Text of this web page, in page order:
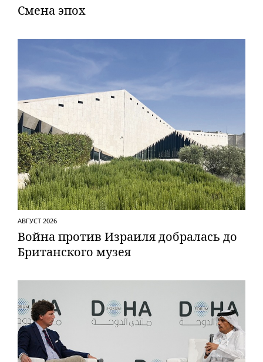
Смена эпох
АВГУСТ 2026
Вой­на против Израиля добралась до
Британского музея